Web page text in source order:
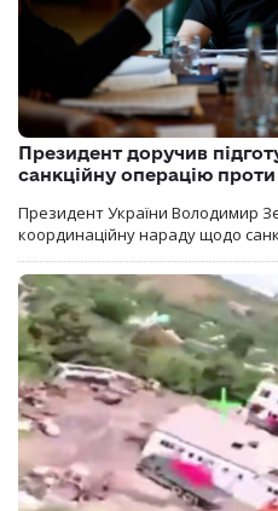
Президент доручив
санкційну операцію
Президент України Володимир
координаційну нараду щодо